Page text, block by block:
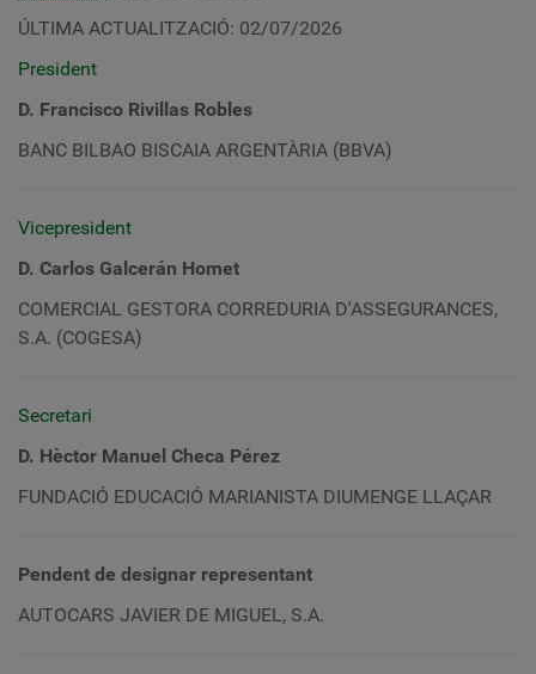
ÚLTIMA ACTUALITZACIÓ: 02/07/2026
President
D. Francisco Rivillas Robles
BANC BILBAO BISCAIA ARGENTÀRIA (BBVA)
Vicepresident
D. Carlos Galcerán Homet
COMERCIAL GESTORA CORREDURIA D'ASSEGURANCES,
S.A. (COGESA)
Secretari
D. Hèctor Manuel Checa Pérez
FUNDACIÓ EDUCACIÓ MARIANISTA DIUMENGE LLAÇAR
Pendent de designar representant
AUTOCARS JAVIER DE MIGUEL, S.A.